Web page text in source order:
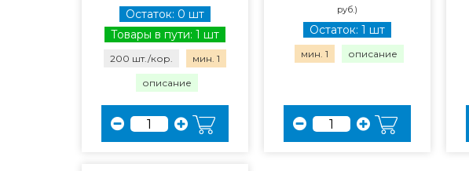
Остаток: 0 шт
Товары в пути: 1 шт
200 шт./кор. мин. 1
описание
руб.)
Остаток: 1 шт
мин. 1 описание